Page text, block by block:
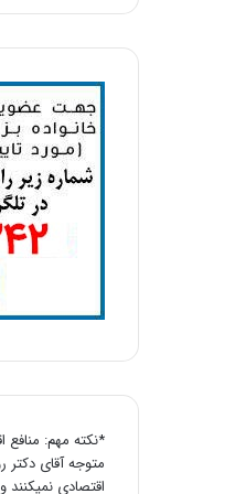
*نکته مهم:
متوجه آقای دکتر
اقتصادی